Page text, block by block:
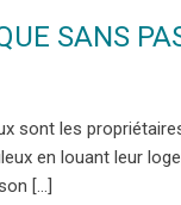
SANS
sont les
en louant leur
[…]